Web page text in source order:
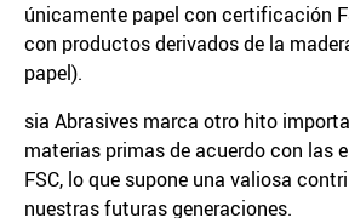
únicamente papel con certificación
con productos derivados de la
papel).
sia Abrasives marca otro hito
materias primas de acuerdo con las
FSC, lo que supone una valiosa
nuestras futuras generaciones.